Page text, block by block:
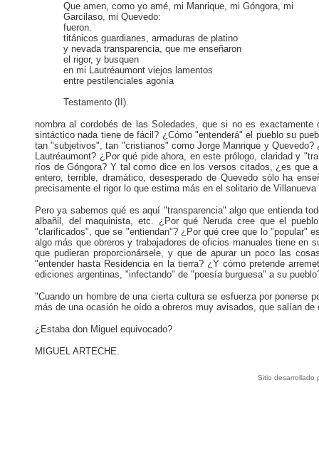
Que amen, como yo amé, mi Manrique, mi Góngora, mi
Garcilaso, mi Quevedo:
fueron.
titánicos guardianes, armaduras de platino
y nevada transparencia, que me enseñaron
el rigor, y busquen
en mi Lautréaumont viejos lamentos
entre pestilenciales agonía
Testamento (II).
nombra al cordobés de las Soledades, que si no es
sintáctico nada tiene de fácil? ¿Cómo "entenderá" el pueblo su
tan "subjetivos", tan "cristianos" como Jorge Manrique y
Lautréaumont? ¿Por qué pide ahora, en este prólogo, claridad y
ríos de Góngora? Y tal como dice en los versos citados, ¿es que
entero, terrible, dramático, desesperado de Quevedo sólo ha
precisamente el rigor lo que estima más en el solitario de
Pero ya sabemos qué es aquí "transparencia" algo que entienda
albañil, del maquinista, etc. ¿Por qué Neruda cree que el
"clarificados", que se "entiendan"? ¿Por qué cree que lo "popular"
algo más que obreros y trabajadores de oficios manuales tiene
que pudieran proporcionársele, y que de apurar un poco las
"entender hasta Residencia en la tierra? ¿Y cómo pretende
ediciones argentinas, "infectando" de "poesía burguesa" a su
"Cuando un hombre de una cierta cultura se esfuerza por ponerse
más de una ocasión he oído a obreros muy avisados, que salían
¿Estaba don Miguel equivocado?
MIGUEL ARTECHE.
Sitio desarrollado